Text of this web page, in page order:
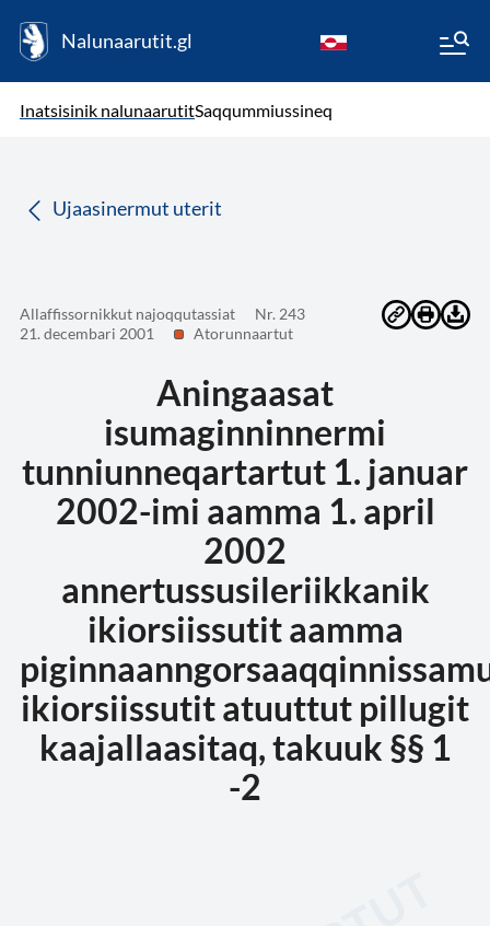
Nalunaarutit.gl
Inatsisinik nalunaarutitSaqqummiussineq
Ujaasinermut uterit
Allaffissornikkut najoqqutassiat
Nr. 243
21. decembari 2001
Atorunnaartut
Aningaasat
isumaginninnermi
tunniunneqartartut 1. januar
2002-imi aamma 1. april
2002
annertussusileriikkanik
ikiorsiissutit aamma
ikiorsiissutit atuuttut pillugit
kaajallaasitaq, takuuk §§ 1
-2